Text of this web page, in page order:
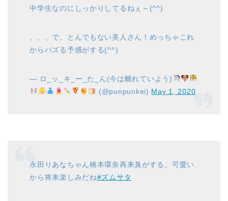
中学生なのにしっかりしてるねぇ～(^^)
、、、で、とんでもない美人さん！めっちゃこれ
からバズる予感がする(^^)
— ロ_ッ_キ_ー_た_ん(今は離れていよう)
(@punpunkei) May 1, 2020
永田りあなちゃん橋本環奈再来臭がする。可愛い
から将来楽しみだね#ズムサタ